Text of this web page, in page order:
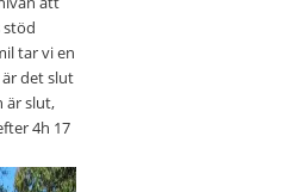
stöd
tar vi en
det slut
är slut,
4h 17